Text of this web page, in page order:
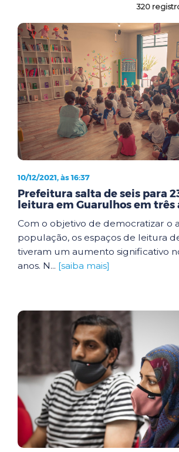
320
10/12/2021, às 16:37
Prefeitura salta de seis para
leitura em Guarulhos em três
Com o objetivo de democratizar o
população, os espaços de leitura
tiveram um aumento significativo
anos. N... [saiba mais]